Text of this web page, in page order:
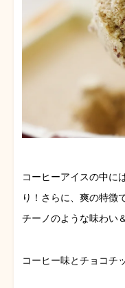
コーヒーアイスの中に
り！さらに、爽の特徴
チーノのような味わい
コーヒー味とチョコチ